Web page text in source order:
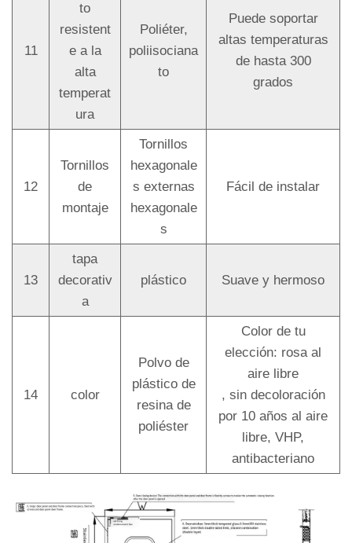
11
to
resistent
e a la
alta
temperat
ura
Poliéter,
poliisociana
to
Puede soportar
altas temperaturas
de hasta 300
grados
12
Tornillos
de
montaje
Tornillos
hexagonale
s externas
hexagonale
s
Fácil de instalar
13
tapa
decorativ
a
plástico Suave y hermoso
14 color
Polvo de
plástico de
resina de
poliéster
Color de tu
elección: rosa al
aire libre
, sin decoloración
por 10 años al aire
libre, VHP,
antibacteriano